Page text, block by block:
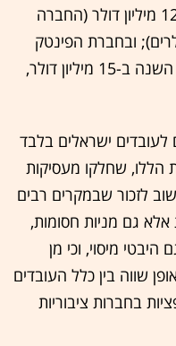
השווי זינק מכ-51 מיליון דולר לכ-126 מיליון דולר (החברה
ובחברת הפינטק
נאייקס שווי ההטבה צמח מתחילת השנה ב-15 מיליון דולר,
לעובדים ישראלים בלבד
הללו, שחלקו מעסיקות
לזכור שבמקרים רבים
אלא גם מניות חסומות,
מיסוי, וכי מן
שווה בין כלל העובדים
בחברות ציבוריות